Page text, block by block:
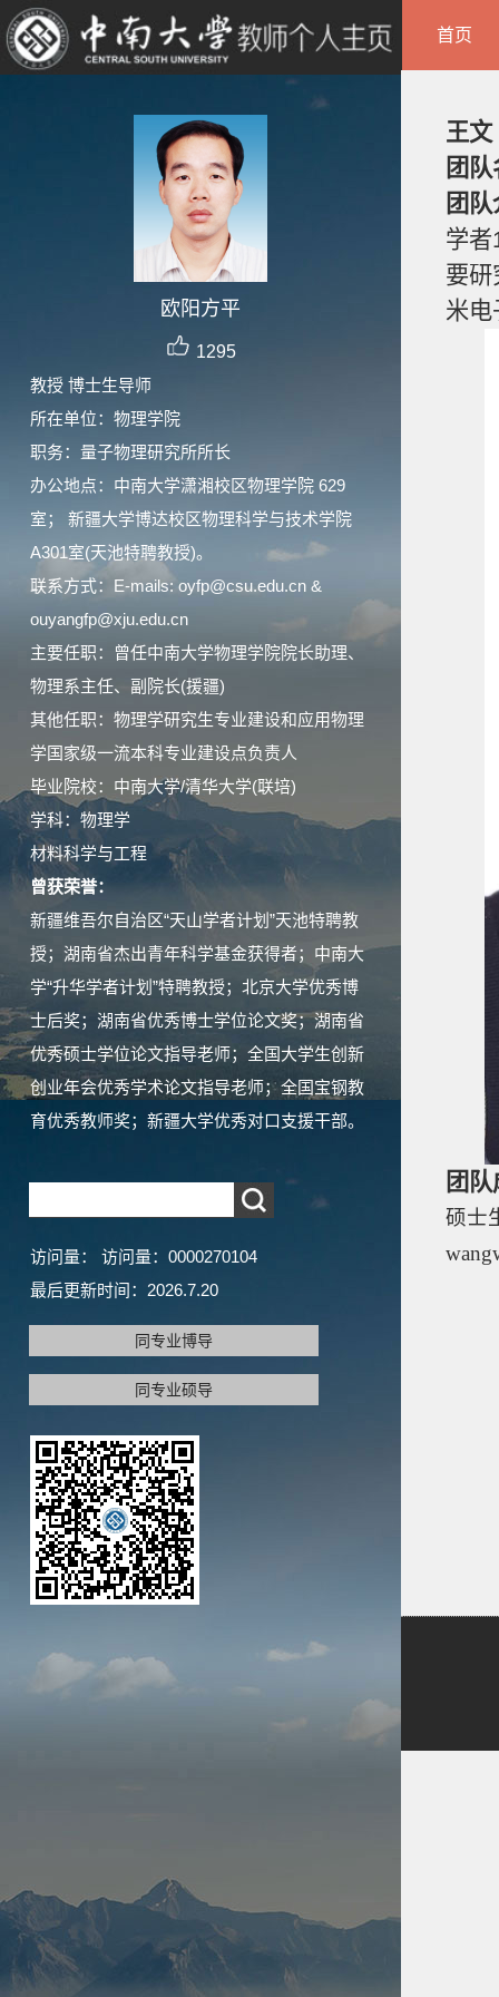
欧阳方平
1295
教授 博士生导师
所在单位：物理学院
职务：量子物理研究所所长
办公地点：中南大学潇湘校区物理学院 629
室； 新疆大学博达校区物理科学与技术学院
A301室(天池特聘教授)。
联系方式：E-mails: oyfp@csu.edu.cn &
ouyangfp@xju.edu.cn
主要任职：曾任中南大学物理学院院长助理、
物理系主任、副院长(援疆)
其他任职：物理学研究生专业建设和应用物理
学国家级一流本科专业建设点负责人
毕业院校：中南大学/清华大学(联培)
学科：物理学
材料科学与工程
曾获荣誉：
新疆维吾尔自治区“天山学者计划”天池特聘教
授；湖南省杰出青年科学基金获得者；中南大
学“升华学者计划”特聘教授；北京大学优秀博
士后奖；湖南省优秀博士学位论文奖；湖南省
优秀硕士学位论文指导老师；全国大学生创新
创业年会优秀学术论文指导老师；全国宝钢教
育优秀教师奖；新疆大学优秀对口支援干部。
访问量： 访问量： 0000270104
最后更新时间： 2026.7.20
同专业博导
同专业硕导
首页
王文
团
团
学者
要研
米电
团
硕士